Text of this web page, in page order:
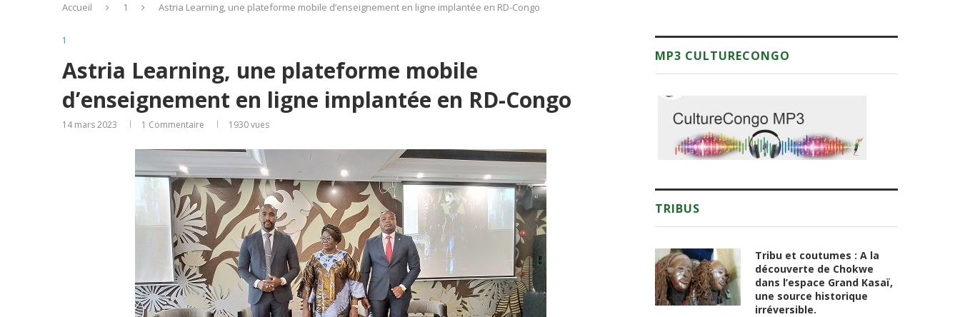
Accueil 1 Astria Learning, une plateforme mobile d’enseignement en ligne implantée en RD-Congo
1
Astria Learning, une plateforme mobile
d’enseignement en ligne implantée en RD-Congo
14 mars 2023 1 Commentaire 1930vues
MP3 CULTURECONGO
TRIBUS
Tribu et coutumes : A la
découverte de Chokwe
dans l’espace Grand Kasaï,
une source historique
irréversible.